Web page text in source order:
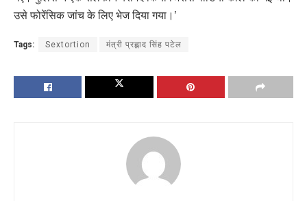
उसे फोरेंसिक जांच के लिए भेज दिया गया।’
Tags: Sextortion मंत्री प्रह्लाद सिंह पटेल